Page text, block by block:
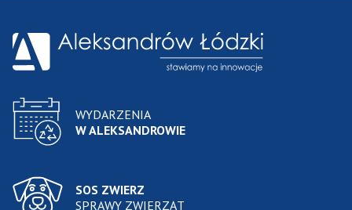
WYDARZENIA
W ALEKSANDROWIE
SOS ZWIERZ
SPRAWY ZWIERZĄT